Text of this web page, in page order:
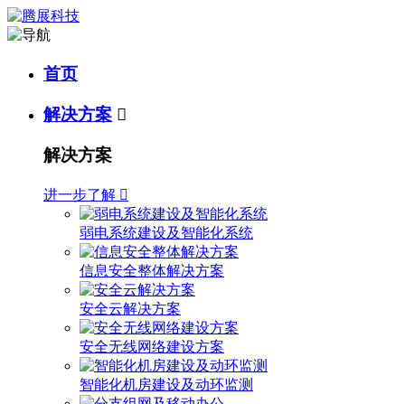
首页
解决方案 
解决方案
进一步了解 
弱电系统建设及智能化系统
信息安全整体解决方案
安全云解决方案
安全无线网络建设方案
智能化机房建设及动环监测